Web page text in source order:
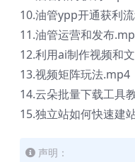
10.油管ypp开通获利
11.油管运营和发布
12.利用ai制作视频和
13.视频矩阵玩法.mp4
14.云朵批量下载工具
15.独立站如何快速建
声明：